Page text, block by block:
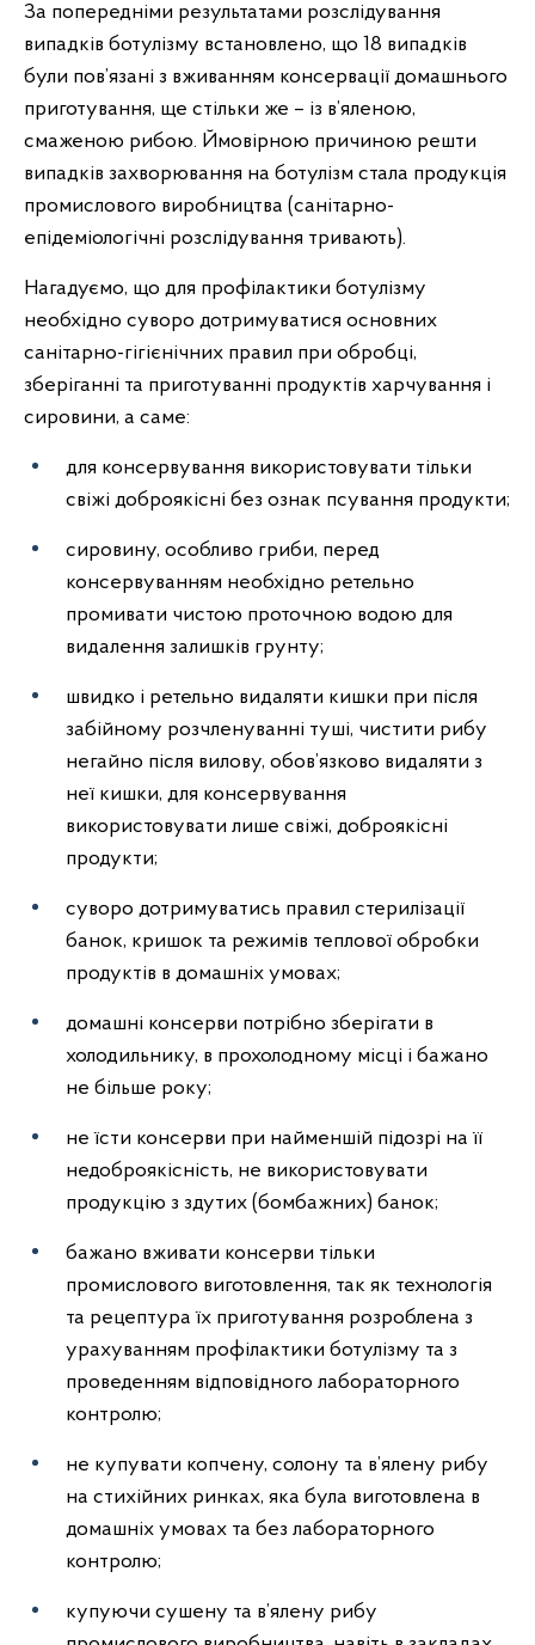
За попередніми результатами розслідування
випадків ботулізму встановлено, що 18 випадків
були пов’язані з вживанням консервації домашнього
приготування, ще стільки же – із в’яленою,
смаженою рибою. Ймовірною причиною решти
випадків захворювання на ботулізм стала продукція
промислового виробництва (санітарно-
епідеміологічні розслідування тривають).
Нагадуємо, що для профілактики ботулізму
необхідно суворо дотримуватися основних
санітарно-гігієнічних правил при обробці,
зберіганні та приготуванні продуктів харчування і
сировини, а саме:
для консервування використовувати тільки
свіжі доброякісні без ознак псування продукти;
сировину, особливо гриби, перед
консервуванням необхідно ретельно
промивати чистою проточною водою для
видалення залишків грунту;
швидко і ретельно видаляти кишки при після
забійному розчленуванні туші, чистити рибу
негайно після вилову, обов’язково видаляти з
неї кишки, для консервування
використовувати лише свіжі, доброякісні
продукти;
суворо дотримуватись правил стерилізації
банок, кришок та режимів теплової обробки
продуктів в домашніх умовах;
домашні консерви потрібно зберігати в
холодильнику, в прохолодному місці і бажано
не більше року;
не їсти консерви при найменшій підозрі на її
недоброякісність, не використовувати
продукцію з здутих (бомбажних) банок;
бажано вживати консерви тільки
промислового виготовлення, так як технологія
та рецептура їх приготування розроблена з
урахуванням профілактики ботулізму та з
проведенням відповідного лабораторного
контролю;
не купувати копчену, солону та в’ялену рибу
на стихійних ринках, яка була виготовлена в
домашніх умовах та без лабораторного
контролю;
купуючи сушену та в’ялену рибу